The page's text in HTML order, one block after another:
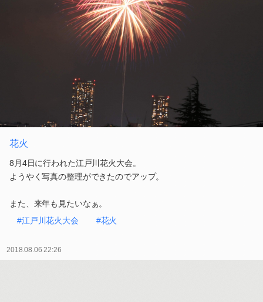
花火
8月4日に行われた江戸川花火大会。
ようやく写真の整理ができたのでアップ。
また、来年も見たいなぁ。
#江戸川花火大会
#花火
2018.08.06 22:26